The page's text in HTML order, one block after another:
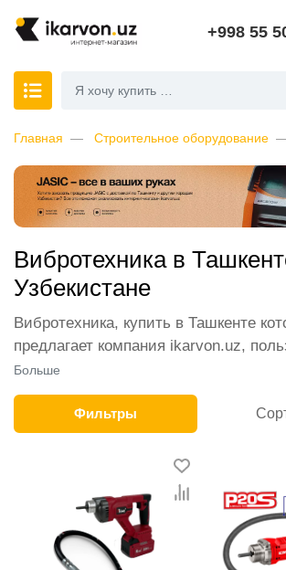
+998 55
Главная Строительное оборудование
Вибротехника в
Узбекистане
Вибротехника, купить в Ташкенте
предлагает компания ikarvon.uz,
широким спросом среди наших
обеспечиваем лучшие условия
категории товара. Вибротехника в
магазине представлены ведущими
производителями и брендами, список
постоянно расширяется. Мы
любом количестве по всей
это дополняет лучшая по
Вибротехника от ikarvon.uz — это
Больше
Фильтры